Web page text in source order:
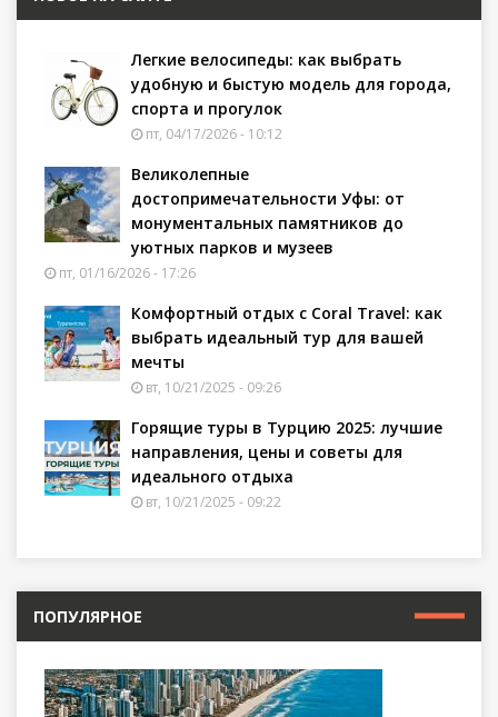
Легкие велосипеды: как выбрать
удобную и быстую модель для города,
спорта и прогулок
пт, 04/17/2026 - 10:12
Великолепные
достопримечательности Уфы: от
монументальных памятников до
уютных парков и музеев
пт, 01/16/2026 - 17:26
Комфортный отдых с Coral Travel: как
выбрать идеальный тур для вашей
мечты
вт, 10/21/2025 - 09:26
Горящие туры в Турцию 2025: лучшие
направления, цены и советы для
идеального отдыха
вт, 10/21/2025 - 09:22
ПОПУЛЯРНОЕ